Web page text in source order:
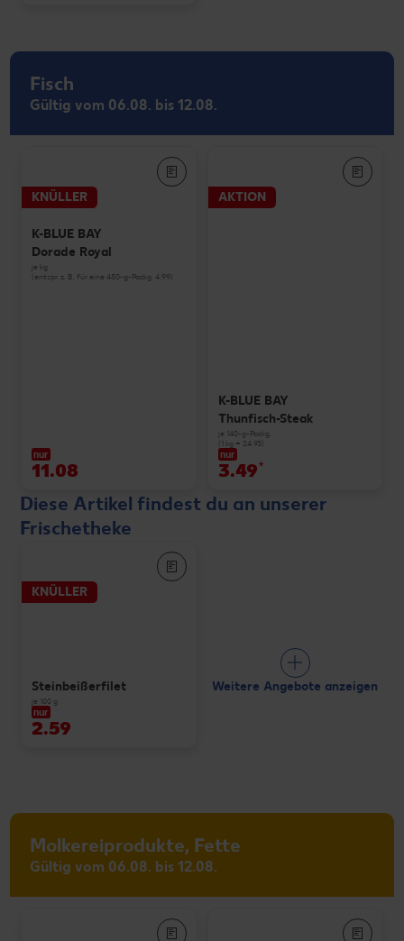
Fisch
Gültig vom 06.08. bis 12.08.
KNÜLLER
K-BLUE BAY
Dorade Royal
je kg
(entspr. z. B. für eine 450-g-Packg. 4.99)
nur
11.08
AKTION
K-BLUE BAY
Thunfisch-Steak
je 140-g-Packg.
(1 kg = 24.93)
nur
3.49*
Diese Artikel findest du an unserer
Frischetheke
KNÜLLER
Steinbeißerfilet
je 100 g
nur
2.59
Weitere Angebote anzeigen
Molkereiprodukte, Fette
Gültig vom 06.08. bis 12.08.